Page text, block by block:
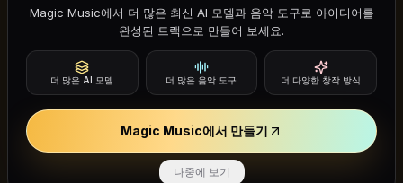
래를 설명하면 반응할 수 있는 초안을 만듭니다. 악기, 스튜
Magic Music에서 더 많은 최신 AI 모델과 음악 도구로 아이디어를
완성된 트랙으로 만들어 보세요.
더 많은 AI 모델 더 많은 음악 도구 더 다양한 창작 방식
Magic Music에서 만들기
나중에 보기